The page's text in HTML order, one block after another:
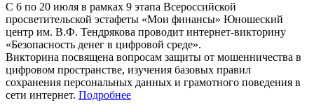
С 6 по 20 июля в рамках 9 этапа Всероссийской
просветительской эстафеты «Мои финансы» Юношеский
центр им. В.Ф. Тендрякова проводит интернет-викторину
«Безопасность денег в цифровой среде».
Викторина посвящена вопросам защиты от мошенничества в
цифровом пространстве, изучения базовых правил
сохранения персональных данных и грамотного поведения в
сети интернет. Подробнее